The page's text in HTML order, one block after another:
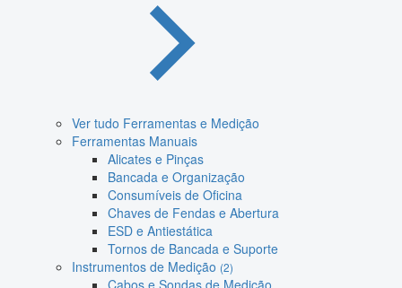
Ver tudo Ferramentas e Medição
Ferramentas Manuais
Alicates e Pinças
Bancada e Organização
Consumíveis de Oficina
Chaves de Fendas e Abertura
ESD e Antiestática
Tornos de Bancada e Suporte
Instrumentos de Medição (2)
Cabos e Sondas de Medição